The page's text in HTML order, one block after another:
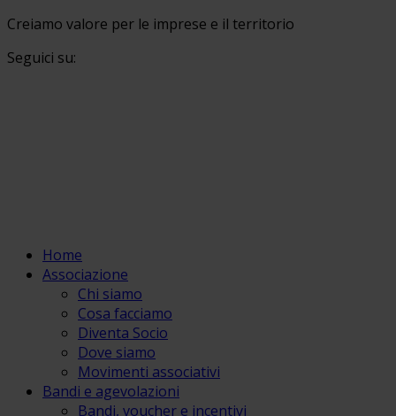
Creiamo valore per le imprese e il territorio
Seguici su:
Home
Associazione
Chi siamo
Cosa facciamo
Diventa Socio
Dove siamo
Movimenti associativi
Bandi e agevolazioni
Bandi, voucher e incentivi